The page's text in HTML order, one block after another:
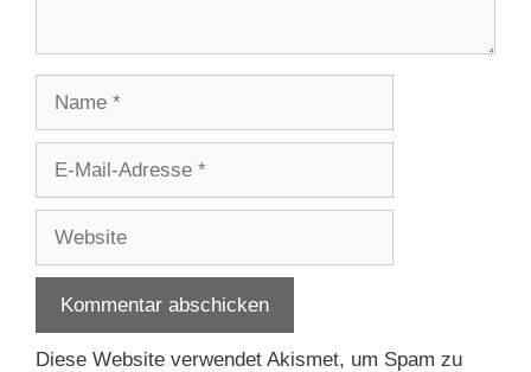
Adresse
Diese Website verwendet Akismet, um Spam zu